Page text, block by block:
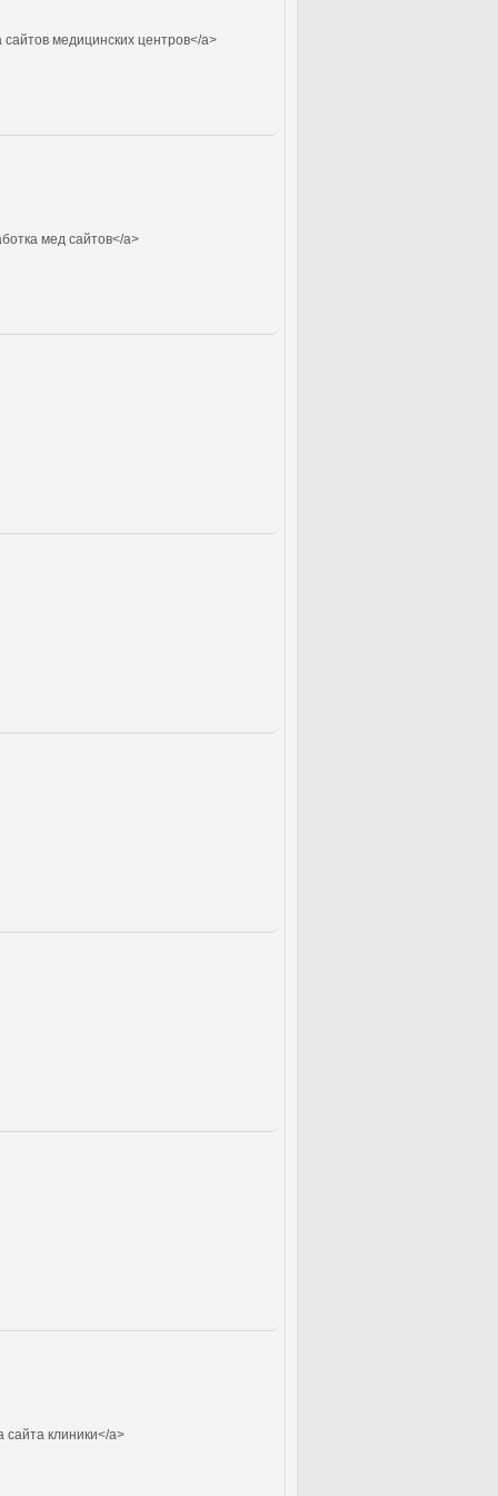
сайтов медицинских центров</a>
мед сайтов</a>
сайта клиники</a>